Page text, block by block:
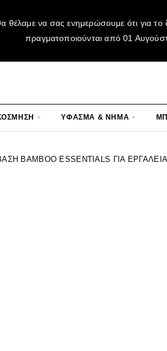
θέλαμε να σας ενημερώσουμε ότι για
πραγματοποιούνται από 01
ΥΦΑΣΜΑ & ΝΗΜΑ